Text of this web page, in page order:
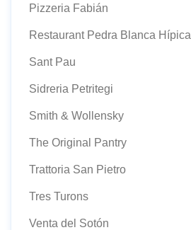
Pizzeria Fabián
Restaurant Pedra Blanca Hípica
Sant Pau
Sidreria Petritegi
Smith & Wollensky
The Original Pantry
Trattoria San Pietro
Tres Turons
Venta del Sotón